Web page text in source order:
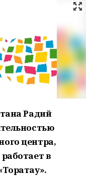
Радий
центра,
в